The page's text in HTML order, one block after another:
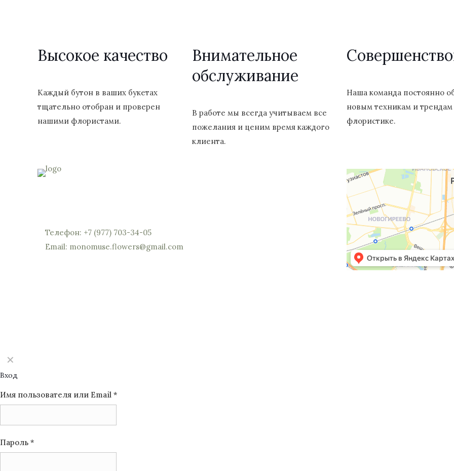
Высокое качество
Каждый бутон в ваших букетах
тщательно отобран и проверен
нашими флористами.
Внимательное
обслуживание
В работе мы всегда учитываем все
пожелания и ценим время каждого
клиента.
Наша команда постоянно
новым техникам и трендам
флористике.
Телефон: +7 (977) 703-34-05
Email: monomuse.flowers@gmail.com
✕
Вход
Имя пользователя или Email *
Пароль *